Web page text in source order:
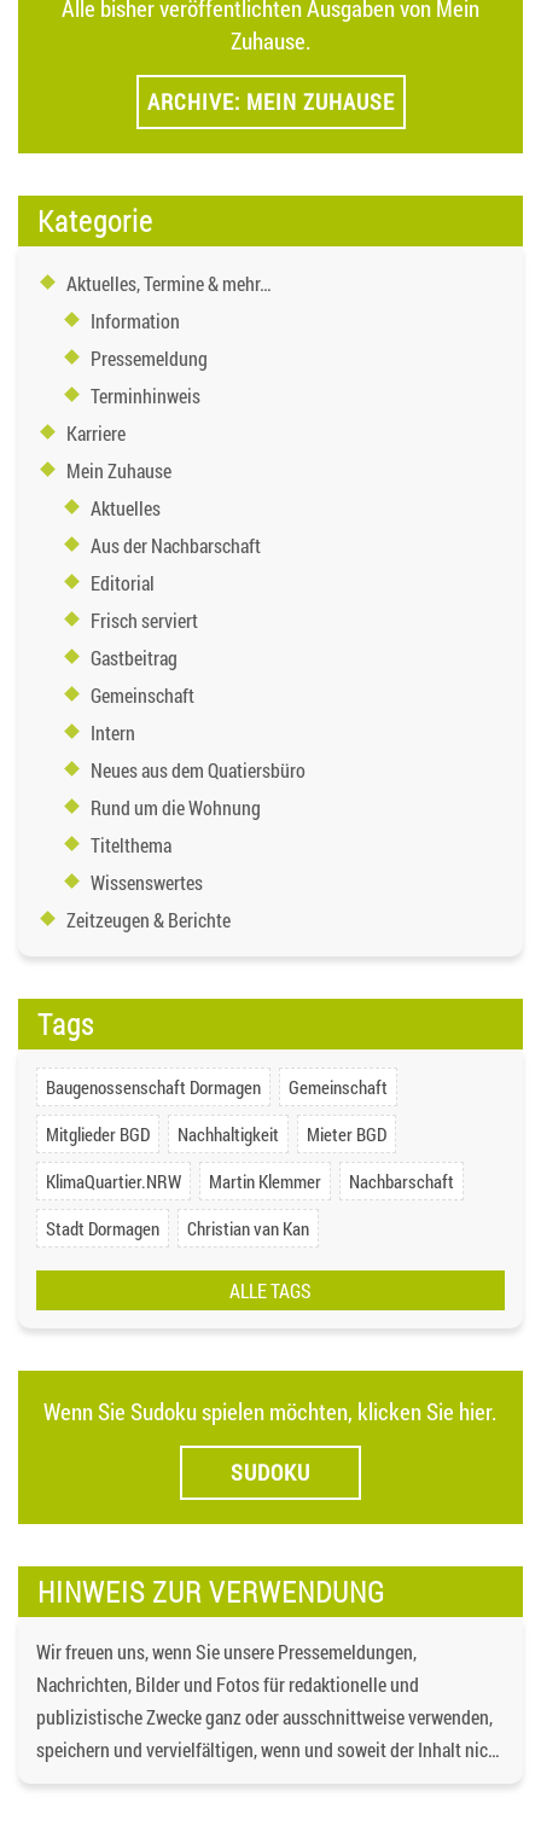
Alle bisher veröffentlichten Ausgaben von Mein
Zuhause.
ARCHIVE: MEIN ZUHAUSE
Kategorie
Aktuelles, Termine & mehr…
Information
Pressemeldung
Terminhinweis
Karriere
Mein Zuhause
Aktuelles
Aus der Nachbarschaft
Editorial
Frisch serviert
Gastbeitrag
Gemeinschaft
Intern
Neues aus dem Quatiersbüro
Rund um die Wohnung
Titelthema
Wissenswertes
Zeitzeugen & Berichte
Tags
Baugenossenschaft Dormagen
Gemeinschaft
Mitglieder BGD
Nachhaltigkeit
Mieter BGD
KlimaQuartier.NRW
Martin Klemmer
Nachbarschaft
Stadt Dormagen
Christian van Kan
ALLE TAGS
Wenn Sie Sudoku spielen möchten, klicken Sie hier.
SUDOKU
HINWEIS ZUR VERWENDUNG
Wir freuen uns, wenn Sie unsere Pressemeldungen,
Nachrichten, Bilder und Fotos für redaktionelle und
publizistische Zwecke ganz oder ausschnittweise verwenden,
speichern und vervielfältigen, wenn und soweit der Inhalt nicht